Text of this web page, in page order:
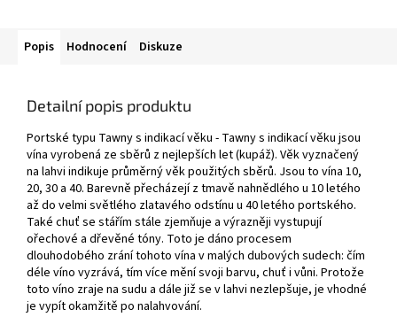
Popis Hodnocení Diskuze
Detailní popis produktu
Portské typu Tawny s indikací věku - Tawny s indikací věku jsou
vína vyrobená ze sběrů z nejlepších let (kupáž). Věk vyznačený
na lahvi indikuje průměrný věk použitých sběrů. Jsou to vína 10,
20, 30 a 40. Barevně přecházejí z tmavě nahnědlého u 10 letého
až do velmi světlého zlatavého odstínu u 40 letého portského.
Také chuť se stářím stále zjemňuje a výrazněji vystupují
ořechové a dřevěné tóny. Toto je dáno procesem
dlouhodobého zrání tohoto vína v malých dubových sudech: čím
déle víno vyzrává, tím více mění svoji barvu, chuť i vůni. Protože
toto víno zraje na sudu a dále již se v lahvi nezlepšuje, je vhodné
je vypít okamžitě po nalahvování.